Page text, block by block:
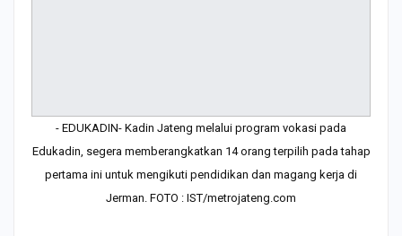
- EDUKADIN- Kadin Jateng melalui program vokasi pada
Edukadin, segera memberangkatkan 14 orang terpilih pada tahap
pertama ini untuk mengikuti pendidikan dan magang kerja di
Jerman. FOTO : IST/metrojateng.com